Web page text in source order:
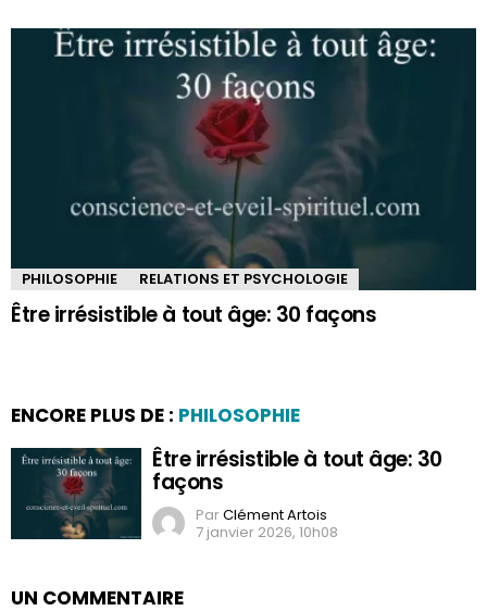
PHILOSOPHIE RELATIONS ET PSYCHOLOGIE
Être irrésistible à tout âge: 30 façons
ENCORE PLUS DE : PHILOSOPHIE
Être irrésistible à tout âge: 30
façons
ParClément Artois
7 janvier 2026, 10h08
UN COMMENTAIRE